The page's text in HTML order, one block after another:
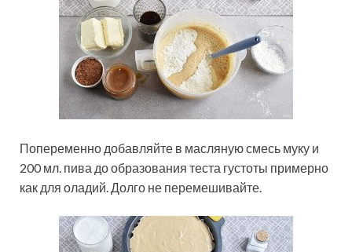
Попеременно добавляйте в масляную смесь муку и
200 мл. пива до образования теста густоты примерно
как для оладий. Долго не перемешивайте.